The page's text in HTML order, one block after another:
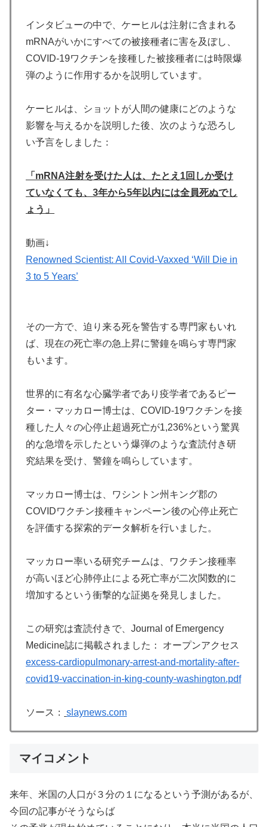
インタビューの中で、ケーヒルは注射に含まれる
mRNAがいかにすべての被接種者に害を及ぼし、
COVID-19ワクチンを接種した被接種者には時限爆
弾のように作用するかを説明しています。
ケーヒルは、ショットが人間の健康にどのような
影響を与えるかを説明した後、次のような恐ろし
い予言をしました：
「mRNA注射を受けた人は、たとえ1回しか受け
ていなくても、3年から5年以内には全員死ぬでし
ょう」
動画↓
Renowned Scientist: All Covid-Vaxxed ‘Will Die in
3 to 5 Years’
その一方で、迫り来る死を警告する専門家もいれ
ば、現在の死亡率の急上昇に警鐘を鳴らす専門家
もいます。
世界的に有名な心臓学者であり疫学者であるピー
ター・マッカロー博士は、COVID-19ワクチンを接
種した人々の心停止超過死亡が1,236%という驚異
的な急増を示したという爆弾のような査読付き研
究結果を受け、警鐘を鳴らしています。
マッカロー博士は、ワシントン州キング郡の
COVIDワクチン接種キャンペーン後の心停止死亡
を評価する探索的データ解析を行いました。
マッカロー率いる研究チームは、ワクチン接種率
が高いほど心肺停止による死亡率が二次関数的に
増加するという衝撃的な証拠を発見しました。
この研究は査読付きで、Journal of Emergency
Medicine誌に掲載されました： オープンアクセス
excess-cardiopulmonary-arrest-and-mortality-after-
covid19-vaccination-in-king-county-washington.pdf
ソース： slaynews.com
マイコメント
来年、米国の人口が３分の１になるという予測があるが、
今回の記事がそうならば